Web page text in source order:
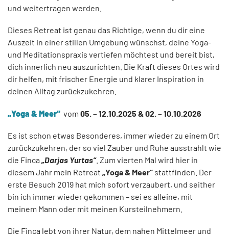
und weitertragen werden.
Dieses Retreat ist genau das Richtige, wenn du dir eine
Auszeit in einer stillen Umgebung wünschst, deine Yoga-
und Meditationspraxis vertiefen möchtest und bereit bist,
dich innerlich neu auszurichten. Die Kraft dieses Ortes wird
dir helfen, mit frischer Energie und klarer Inspiration in
deinen Alltag zurückzukehren.
„Yoga & Meer“ vom 05. – 12.10.2025 & 02. – 10.10.2026
Es ist schon etwas Besonderes, immer wieder zu einem Ort
zurückzukehren, der so viel Zauber und Ruhe ausstrahlt wie
die Finca „Darjas Yurtas“. Zum vierten Mal wird hier in
diesem Jahr mein Retreat „Yoga & Meer“ stattfinden. Der
erste Besuch 2019 hat mich sofort verzaubert, und seither
bin ich immer wieder gekommen – sei es alleine, mit
meinem Mann oder mit meinen Kursteilnehmern.
Die Finca lebt von ihrer Natur, dem nahen Mittelmeer und